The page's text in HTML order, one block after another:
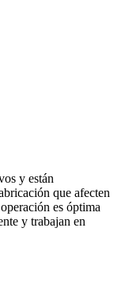
y están
que afecten
es óptima
y trabajan en